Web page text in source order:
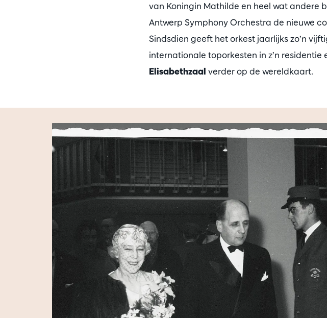
van Koningin Mathilde en heel wat andere
Antwerp Symphony Orchestra de nieuwe
Sindsdien geeft het orkest jaarlijks zo’n
internationale toporkesten in z’n residentie
Elisabethzaal verder op de wereldkaart.